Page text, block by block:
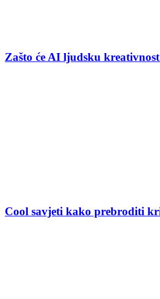
Zašto će AI ljudsku
Cool savjeti kako prebroditi